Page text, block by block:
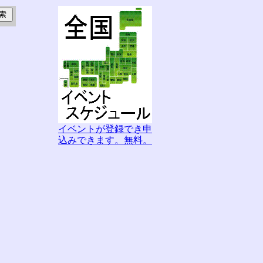
イベントが登録でき申
込みできます。無料。